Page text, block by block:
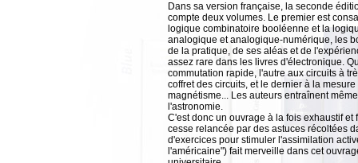
Dans sa version française, la seconde
compte deux volumes. Le premier est
logique combinatoire booléenne et la
analogique et analogique-numérique, les
de la pratique, de ses aléas et de
assez rare dans les livres d'électronique.
commutation rapide, l'autre aux circuits à
coffret des circuits, et le dernier à la
magnétisme... Les auteurs entraînent
l'astronomie.
C'est donc un ouvrage à la fois exhaustif
cesse relancée par des astuces récoltées
d'exercices pour stimuler l'assimilation
l'américaine") fait merveille dans cet